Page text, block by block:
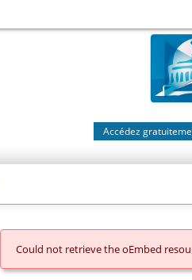
Accédez
MESSAGE
Could not retrieve the oEmbed